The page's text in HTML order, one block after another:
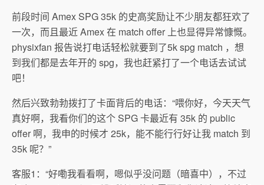
前段时间 Amex SPG 35k 的史高奖励让不少朋友都狂欢了
一次，而且最近 Amex 在 match offer 上也显得异常慷慨。
physixfan 报告说打电话轻松就要到了5k spg match ，想
到我们都是去年开的 spg，我也赶紧打了一个电话去试试
吧！
然后兴致勃勃拨打了卡面背后的电话：“喂你好，今天天气
真好啊，我看你们的这个 SPG 卡最近有 35k 的 public
offer 啊，我申的时候才 25k，能不能行行好让我 match 到
35k 呢？”
客服1：“好嘞我看看啊，嗯似乎没问题（暗喜中），不过